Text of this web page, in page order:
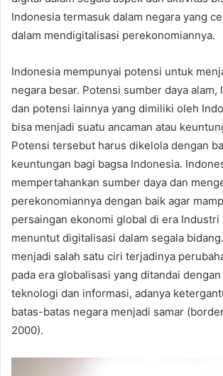
Indonesia termasuk dalam negara yang
dalam mendigitalisasi perekonomiannya.
Indonesia mempunyai potensi untuk
negara besar. Potensi sumber daya alam,
dan potensi lainnya yang dimiliki oleh
bisa menjadi suatu ancaman atau
Potensi tersebut harus dikelola dengan
keuntungan bagi bagsa Indonesia.
mempertahankan sumber daya dan
perekonomiannya dengan baik agar
persaingan ekonomi global di era Industri
menuntut digitalisasi dalam segala
menjadi salah satu ciri terjadinya
pada era globalisasi yang ditandai
teknologi dan informasi, adanya
batas-batas negara menjadi samar
2000).